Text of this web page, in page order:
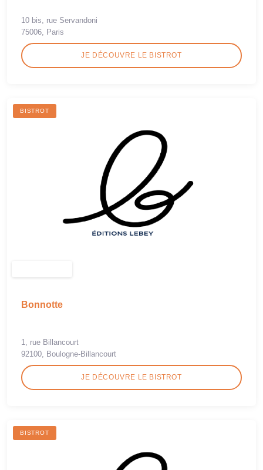
10 bis, rue Servandoni
75006, Paris
JE DÉCOUVRE LE BISTROT
BISTROT
Bonnotte
1, rue Billancourt
92100, Boulogne-Billancourt
JE DÉCOUVRE LE BISTROT
BISTROT